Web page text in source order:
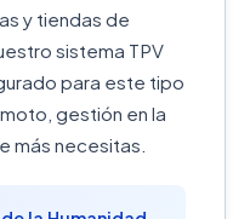
y tiendas de
sistema TPV
para este tipo
gestión en la
más necesitas.